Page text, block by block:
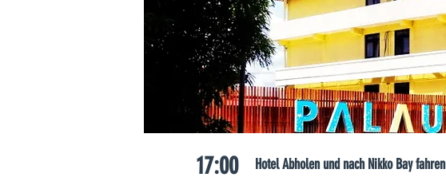
17:00 Hotel Abholen und nach Nikko Bay fahren